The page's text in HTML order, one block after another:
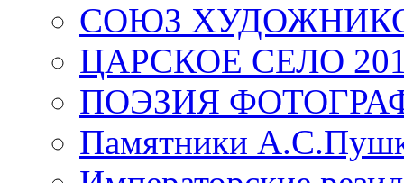
СОЮЗ
ЦАРСКОЕ СЕЛО
ПОЭЗИЯ
Памятники